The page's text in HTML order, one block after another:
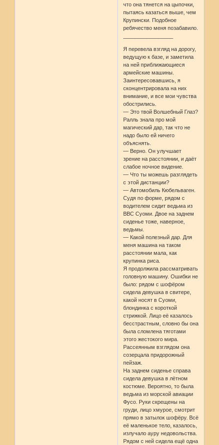
что она тянется на цыпочки,
пытаясь казаться выше, чем
Крупински. Подобное
ребячество меня позабавило.
Я перевела взгляд на дорогу,
ведущую к базе, и заметила
на ней приближающиеся
армейские машины.
Заинтересовавшись, я
сконцентрировала на них
внимание, и все мои чувства
обострились.
— Это твой Волшебный Глаз?
Ралль знала про мой
магический дар, так что не
надо было ей ничего
объяснять.
— Верно. Он улучшает
зрение на расстоянии, и даёт
слабое ночное видение.
— Что ты можешь разглядеть
с этой дистанции?
— Автомобиль Кюбельваген.
Судя по форме, рядом с
водителем сидит ведьма из
ВВС Суоми. Двое на заднем
сиденье тоже, наверное,
ведьмы.
— Какой полезный дар. Для
меня машина на таком
расстоянии мала, как
крупинка риса.
Я продолжила рассматривать
головную машину. Ошибки не
было: рядом с шофёром
сидела девушка в свитере,
какой носят в Суоми,
блондинка с короткой
стрижкой. Лицо её казалось
бесстрастным, словно бы она
была сломлена тяготами
этого жестокого мира.
Рассеянным взглядом она
созерцала придорожный
пейзаж.
На заднем сиденье справа
сидела девушка в лётном
костюме. Вероятно, то была
ведьма из морской авиации
Фусо. Руки скрещены на
груди, лицо хмурое, смотрит
прямо в затылок шофёру. Всё
её маленькое тело, казалось,
излучало ауру недовольства.
Рядом с ней сидела ещё одна